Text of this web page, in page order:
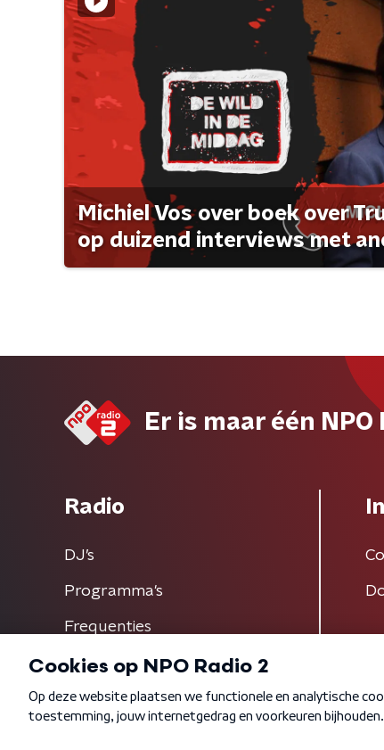
Michiel Vos over boek over
op duizend interviews met
Er is maar één NPO
Radio
DJ’s
Programma's
Frequenties
Algemene voorwaarden Privacybeleid